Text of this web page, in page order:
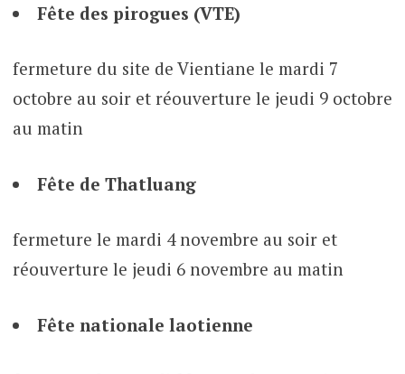
Fête des pirogues (VTE)
fermeture du site de Vientiane le mardi 7
octobre au soir et réouverture le jeudi 9 octobre
au matin
Fête de Thatluang
fermeture le mardi 4 novembre au soir et
réouverture le jeudi 6 novembre au matin
Fête nationale laotienne